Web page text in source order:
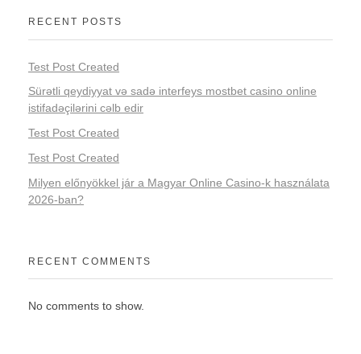
RECENT POSTS
Test Post Created
Sürətli qeydiyyat və sadə interfeys mostbet casino online
istifadəçilərini cəlb edir
Test Post Created
Test Post Created
Milyen előnyökkel jár a Magyar Online Casino-k használata
2026-ban?
RECENT COMMENTS
No comments to show.